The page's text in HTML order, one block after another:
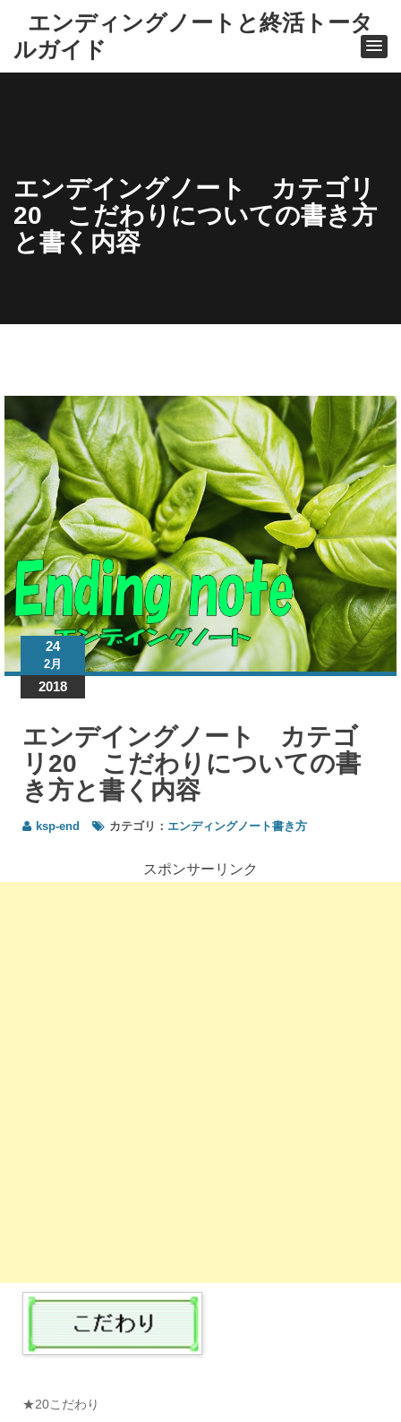
エンディングノートと終活トータ
ルガイド
エンデイングノート カテゴリ
20 こだわりについての書き方
と書く内容
ン
デ
ィ
ン
グ
ノ
ー
ト
書
き
エン
ング
ノー
ト
カテ
ゴリ
20
24
2月
2018
エンデイングノート カテゴ
リ20 こだわりについての書
き方と書く内容
ksp-end カテゴリ： エンディングノート書き方
スポンサーリンク
★20こだわり